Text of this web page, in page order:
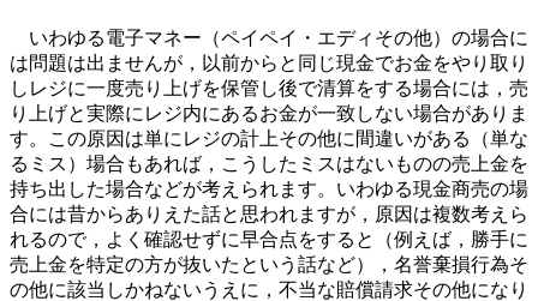
いわゆる電子マネー（ペイペイ・エディその他）の場合に
は問題は出ませんが，以前からと同じ現金でお金をやり取り
しレジに一度売り上げを保管し後で清算をする場合には，売
り上げと実際にレジ内にあるお金が一致しない場合がありま
す。この原因は単にレジの計上その他に間違いがある（単な
るミス）場合もあれば，こうしたミスはないものの売上金を
持ち出した場合などが考えられます。いわゆる現金商売の場
合には昔からありえた話と思われますが，原因は複数考えら
れるので，よく確認せずに早合点をすると（例えば，勝手に
売上金を特定の方が抜いたという話など），名誉棄損行為そ
の他に該当しかねないうえに，不当な賠償請求その他になり